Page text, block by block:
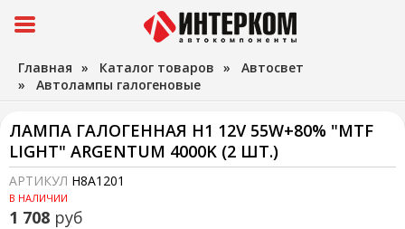
Главная » Каталог товаров » Автосвет
» Автолампы галогеновые
ЛАМПА ГАЛОГЕННАЯ H1 12V 55W+80% "MTF
LIGHT" ARGENTUM 4000K (2 ШТ.)
АРТИКУЛ H8A1201
В НАЛИЧИИ
1 708 руб